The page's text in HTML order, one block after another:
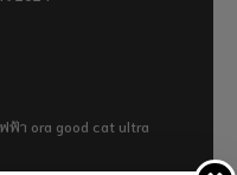
ฟ้า ora good cat ultra